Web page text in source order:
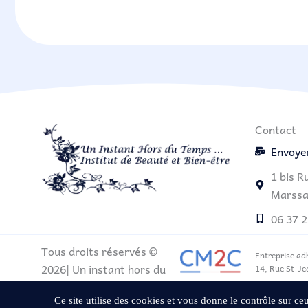
Contact
1 bis
06 37
Tous droits réservés ©
2026| Un instant hors du
temps
Entreprise
14, Rue St-
Ce site utilise des cookies et vous donne le contrôle sur